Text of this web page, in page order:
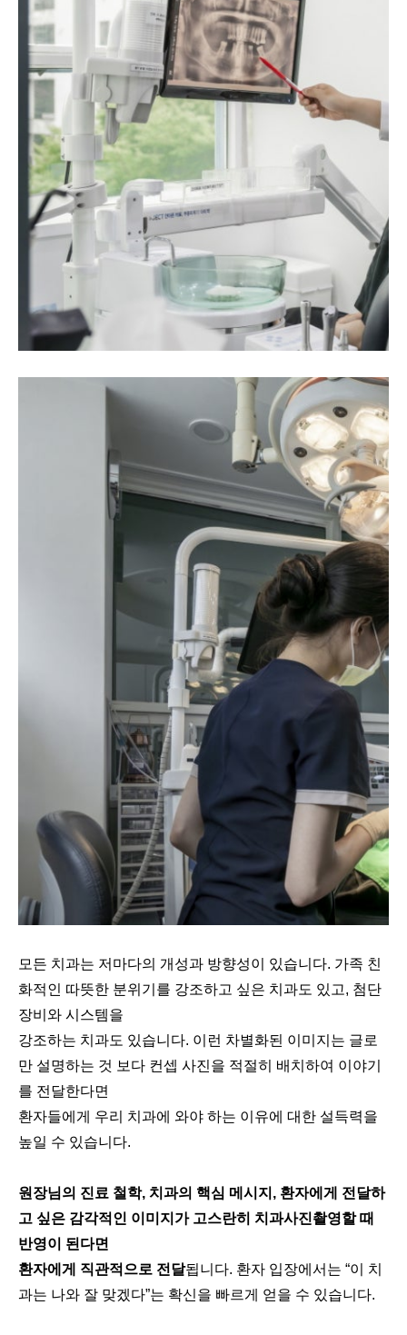
모든 치과는 저마다의 개성과 방향성이 있습니다. 가족 친
화적인 따뜻한 분위기를 강조하고 싶은 치과도 있고, 첨단
장비와 시스템을
강조하는 치과도 있습니다. 이런 차별화된 이미지는 글로
만 설명하는 것 보다 컨셉 사진을 적절히 배치하여 이야기
를 전달한다면
환자들에게 우리 치과에 와야 하는 이유에 대한 설득력을
높일 수 있습니다.
원장님의 진료 철학, 치과의 핵심 메시지, 환자에게 전달하
고 싶은 감각적인 이미지가 고스란히 치과사진촬영할 때
반영이 된다면
환자에게 직관적으로 전달됩니다. 환자 입장에서는 “이 치
과는 나와 잘 맞겠다”는 확신을 빠르게 얻을 수 있습니다.